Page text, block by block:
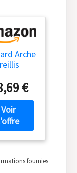
Arche
en
pour
à
de
€
fournies